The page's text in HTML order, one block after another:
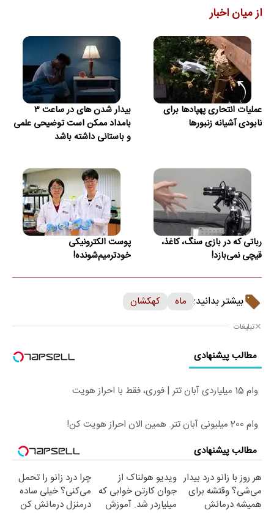
از میان اخبار
عملیات انتحاری پهپادها برای
نابودی آشیانه زنبورها
بیدار شدن‌ های در ساعت ۳
بامداد ممکن است توضیحی علمی
و باستانی داشته باشد
رباتی که در بازی سنگ، کاغذ،
قیچی نمی‌بازد!
پوست الکترونیکی
خودترمیم‌شونده!
بیشتر بدانید: ماه کهکشان
تبلیغات
مطالب پیشنهادی
وام 15 میلیاردی آبان تتر | فوری، فقط با احراز هویت
وام 200 میلیونی آبان تتر. همین الان احراز هویت کن!
مطالب پیشنهادی
هر روز با زانو درد بیدار
می‌شی؟ وقتشه برای
همیشه درمانش
ویدیو هولناک از
جوان کارتن خوابی که
میلیاردر شد. آموزش
چرا درد زانو را تحمل
می‌کنی؟ خیلی ساده
درمنزل درمانش کن